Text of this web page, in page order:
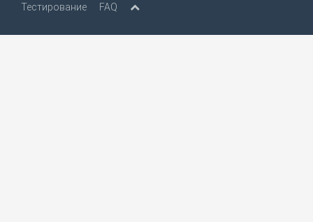
Тестирование
FAQ